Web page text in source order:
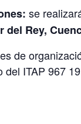
se
del Rey,
de
del ITAP 967